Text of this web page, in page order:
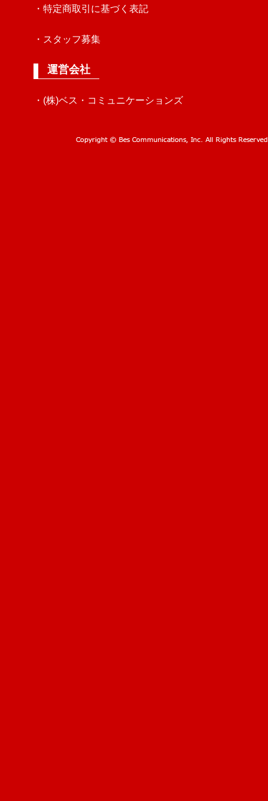
・特定商取引に基づく表記
・スタッフ募集
運営会社
・(株)ベス・コミュニケーションズ